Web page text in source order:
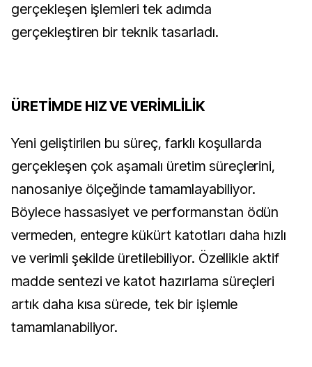
gerçekleşen işlemleri tek adımda
gerçekleştiren bir teknik tasarladı.
ÜRETİMDE HIZ VE VERİMLİLİK
Yeni geliştirilen bu süreç, farklı koşullarda
gerçekleşen çok aşamalı üretim süreçlerini,
nanosaniye ölçeğinde tamamlayabiliyor.
Böylece hassasiyet ve performanstan ödün
vermeden, entegre kükürt katotları daha hızlı
ve verimli şekilde üretilebiliyor. Özellikle aktif
madde sentezi ve katot hazırlama süreçleri
artık daha kısa sürede, tek bir işlemle
tamamlanabiliyor.